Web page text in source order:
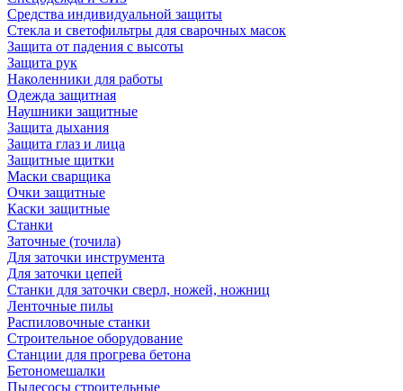
Средства индивидуальной защиты
Стекла и светофильтры для сварочных масок
Защита от падения с высоты
Защита рук
Наколенники для работы
Одежда защитная
Наушники защитные
Защита дыхания
Защита глаз и лица
Защитные щитки
Маски сварщика
Очки защитные
Каски защитные
Станки
Заточные (точила)
Для заточки инструмента
Для заточки цепей
Станки для заточки сверл, ножей, ножниц
Ленточные пилы
Распиловочные станки
Строительное оборудование
Станции для прогрева бетона
Бетономешалки
Пылесосы строительные